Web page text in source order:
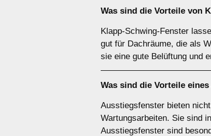
Was sind die Vorteile von
Klapp-Schwing-Fenster
gut für Dachräume, die als
sie eine gute Belüftung und
Was sind die Vorteile eines
Ausstiegsfenster bieten
Wartungsarbeiten. Sie sind
Ausstiegsfenster sind